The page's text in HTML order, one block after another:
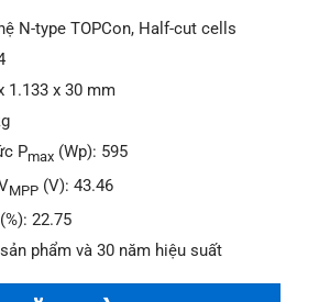
N-type TOPCon, Half-cut cells
1.133 x 30 mm
Pmax(Wp): 595
MPP(V): 43.46
22.75
phẩm và 30 năm hiệu suất